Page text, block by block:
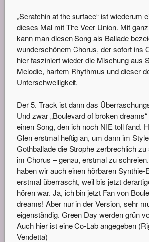
„Scratchin at the surface“ ist wiederum
dieses Mal mit The Veer Union. Mit
kann man diesen Song als Ballade
wunderschönem Chorus, der sofort ins
hier fasziniert wieder die Mischung aus
Melodie, hartem Rhythmus und dieser
Unterschwelligkeit.
Der 5. Track ist dann das
Und zwar „Boulevard of broken
einen Song, den ich noch NIE toll fand.
Glen erstmal heftig an, um dann im
Gothballade die Strophe zerbrechlich zu
im Chorus – genau, erstmal zu
haben wir auch einen hörbaren Synthie-
erstmal überrascht, weil bis jetzt
hören war. Ja, ich bin jetzt Fan von
dreams! Aber nur in der Version, sehr
eigenständig. Green Day werden grün
Auch hier ist eine Co-Lab angegeben
Vendetta)